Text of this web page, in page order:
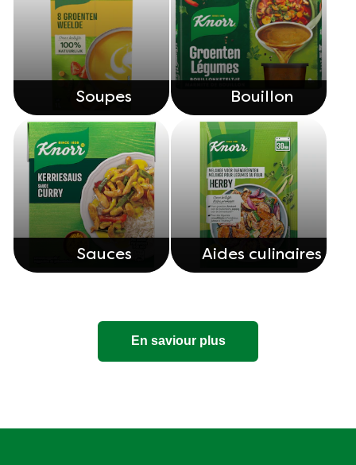
Soupes Bouillon
Sauces Aides culinaires
En saviour plus